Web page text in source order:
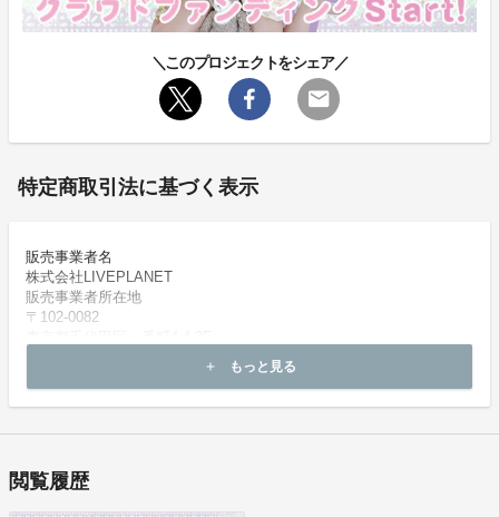
＼このプロジェクトをシェア／
特定商取引法に基づく表示
販売事業者名
株式会社LIVEPLANET
販売事業者所在地
〒102-0082
連絡先／ホームページ
連絡先／電子メール
info@liveplanet.co.jp
add もっと見る
閲覧履歴